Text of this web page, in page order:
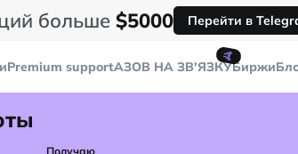
больше $5000 Перейти в
Premium support
🤙
AЗОВ НА ЗВ'ЯЗКУБиржи
Получаю